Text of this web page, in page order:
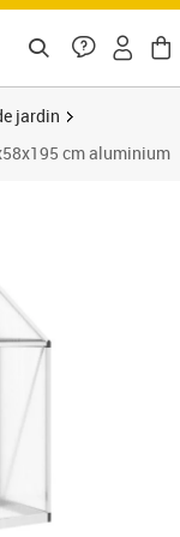
jardin
cm aluminium